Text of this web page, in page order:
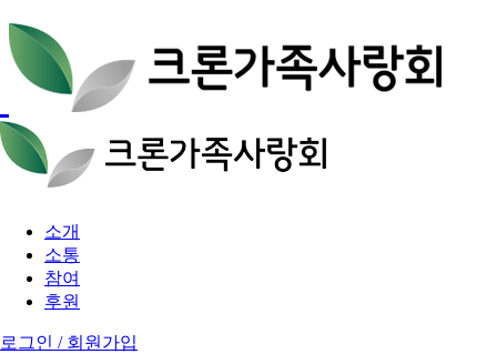
소개
소통
참여
후원
로그인 / 회원가입